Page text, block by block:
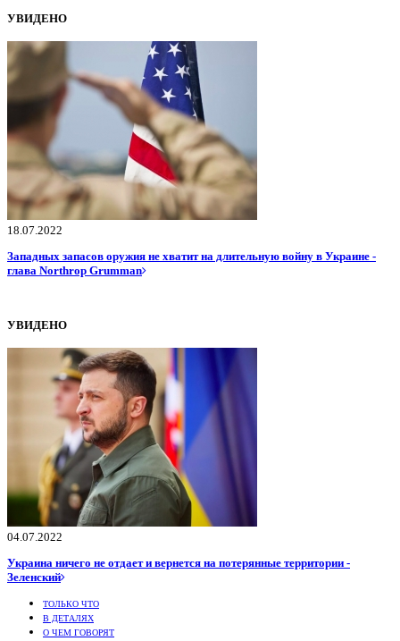
УВИДЕНО
18.07.2022
Западных запасов оружия не хватит на длительную войну в Украине -
глава Northrop Grumman
УВИДЕНО
04.07.2022
Украина ничего не отдает и вернется на потерянные территории -
Зеленский
ТОЛЬКО ЧТО
В ДЕТАЛЯХ
О ЧЕМ ГОВОРЯТ